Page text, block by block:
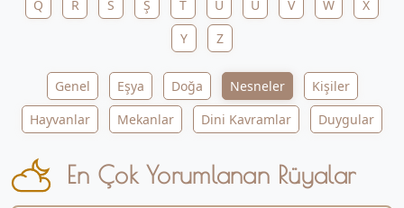
Q
R S Ş T U Ü V W
X
Y
Z
Genel Eşya Doğa Nesneler
Kişiler
Hayvanlar
Mekanlar Dini Kavramlar Duygular
En Çok Yorumlanan Rüyalar